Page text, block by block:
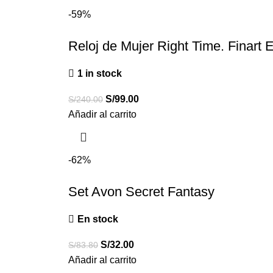
-59%
Reloj de Mujer Right Time. Finart
1 in stock
S/240.00 S/99.00
Añadir al carrito
-62%
Set Avon Secret Fantasy
En stock
S/83.80 S/32.00
Añadir al carrito